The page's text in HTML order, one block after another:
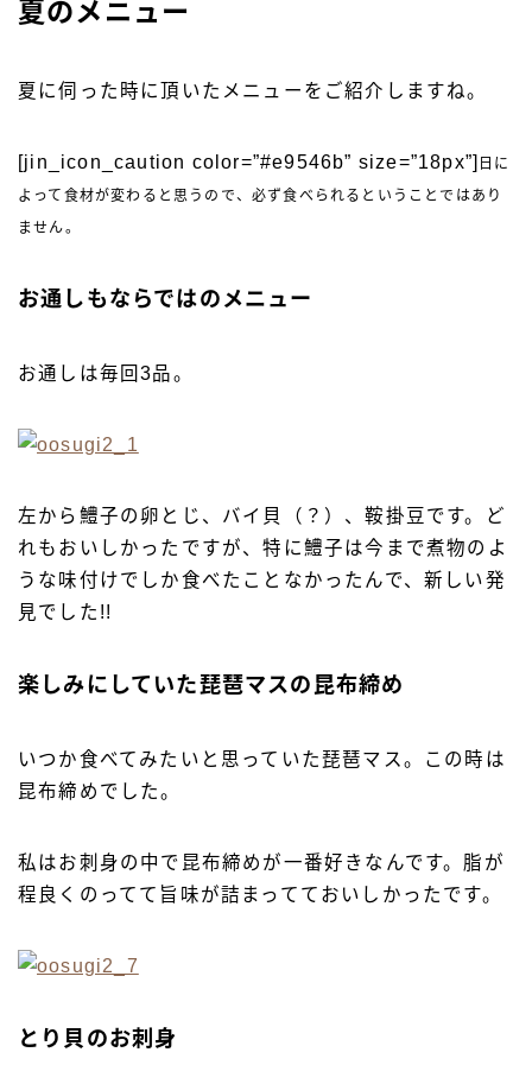
夏のメニュー
夏に伺った時に頂いたメニューをご紹介しますね。
[jin_icon_caution color=”#e9546b” size=”18px”] 日に
よって食材が変わると思うので、必ず食べられるということではあり
ません。
お通しもならではのメニュー
お通しは毎回3品。
左から鱧子の卵とじ、バイ貝（？）、鞍掛豆です。ど
れもおいしかったですが、特に鱧子は今まで煮物のよ
うな味付けでしか食べたことなかったんで、新しい発
見でした!!
楽しみにしていた琵琶マスの昆布締め
いつか食べてみたいと思っていた琵琶マス。この時は
昆布締めでした。
私はお刺身の中で昆布締めが一番好きなんです。脂が
程良くのってて旨味が詰まってておいしかったです。
とり貝のお刺身